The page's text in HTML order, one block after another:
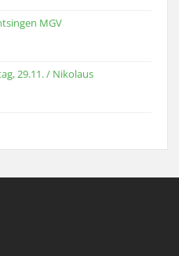
MGV
29.11. / Nikolaus